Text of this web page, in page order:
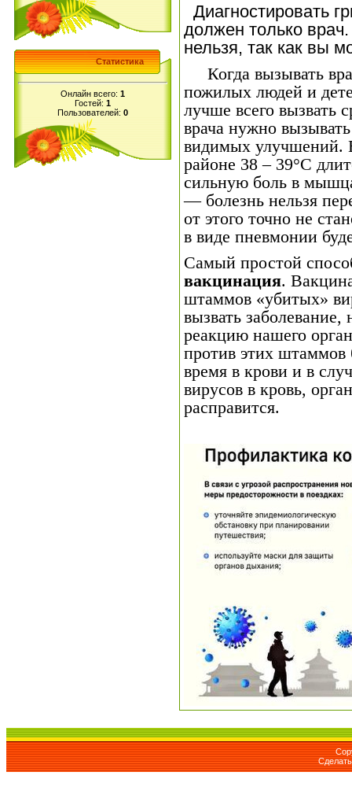
Статистика
Онлайн всего: 1
Гостей: 1
Пользователей: 0
Диагностировать
должен только
нельзя, так как вы
Когда вызывать
пожилых людей и
лучше всего вызвать
врача нужно
видимых улучшений.
районе 38 – 39°С
сильную боль в
— болезнь нельзя
от этого точно не
в виде пневмонии
Самый простой
вакцинация.
штаммов «убитых»
вызвать
реакцию нашего
против этих штаммов
время в крови и в
вирусов в кровь,
расправится.